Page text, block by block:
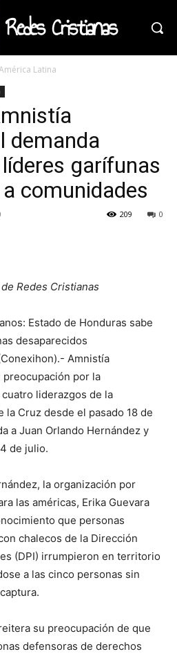
Redes Cristianas
Latina
demanda
garífunas
comunidades
0
209
Redes Cristianas
Estado de Honduras sabe
desaparecidos
Amnistía
por la
liderazgos de la
la Cruz desde el pasado 18 de
a Juan Orlando Hernández y
de julio.
la organización por
las américas, Erika Guevara
que personas
chalecos de la Dirección
(DPI) irrumpieron en territorio
a las cinco personas sin
su preocupación de que
defensoras de derechos